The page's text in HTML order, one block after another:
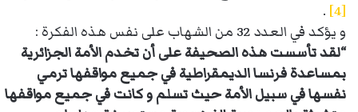
[4]
.
و يؤكد في العدد 32 من الشهاب على نفس هذه الفكرة :
“لقد تأسست هذه الصحيفة على أن تخدم الأمة الجزائرية
بمساعدة فرنسا الديمقراطية في جميع مواقفها ترمي
نفسها في سبيل الأمة حيث تسلم و كانت في جميع مواقفها